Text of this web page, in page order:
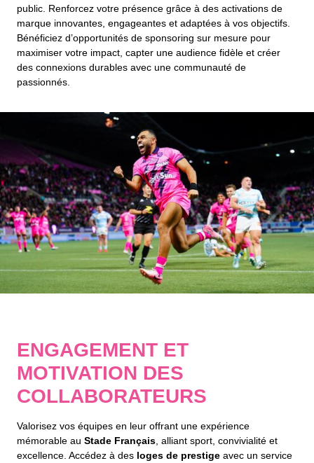
public. Renforcez votre présence grâce à des activations de
marque innovantes, engageantes et adaptées à vos objectifs.
Bénéficiez d’opportunités de sponsoring sur mesure pour
maximiser votre impact, capter une audience fidèle et créer
des connexions durables avec une communauté de
passionnés.
ENGAGEMENT ET
MOTIVATION DES
COLLABORATEURS
Valorisez vos équipes en leur offrant une expérience
mémorable au Stade Français , alliant sport, convivialité et
excellence. Accédez à des loges de prestige avec un service